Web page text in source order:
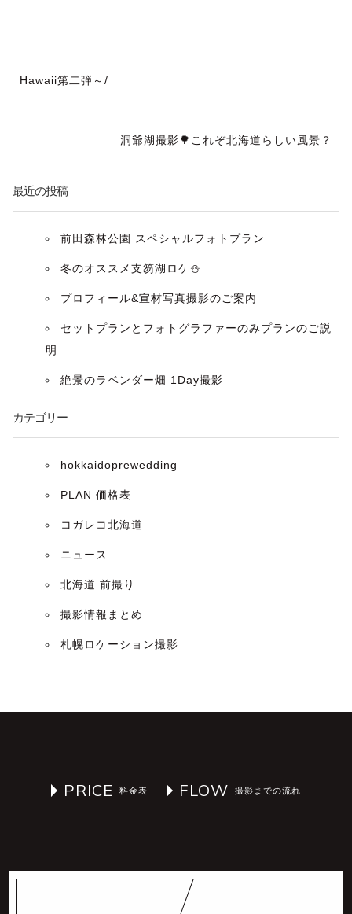
投
稿
ゲ
Hawaii第二弾～/
洞爺湖撮影🌳これぞ北海道らしい風景？
最近の投稿
前田森林公園 スペシャルフォトプラン
冬のオススメ支笏湖ロケ⛄️
プロフィール&宣材写真撮影のご案内
セットプランとフォトグラファーのみプランのご説
明
絶景のラベンダー畑 1Day撮影
カテゴリー
hokkaidoprewedding
PLAN 価格表
コガレコ北海道
ニュース
北海道 前撮り
撮影情報まとめ
札幌ロケーション撮影
PRICE FLOW